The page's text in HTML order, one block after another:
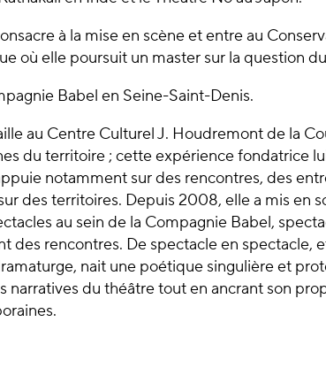
à la mise en scène et entre au
où elle poursuit un master sur la question
Babel en Seine-Saint-Denis.
au Centre Culturel J. Houdremont de la
du territoire ; cette expérience fondatrice
notamment sur des rencontres, des
des territoires. Depuis 2008, elle a mis en
au sein de la Compagnie Babel,
des rencontres. De spectacle en spectacle,
nait une poétique singulière et
narratives du théâtre tout en ancrant son